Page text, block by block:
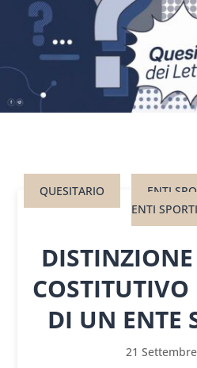
QUESITARIO ENTI
ENTI
COSTITUTIVO
DI UN ENTE
21